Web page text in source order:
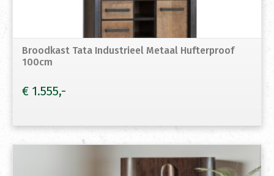
Broodkast Tata Industrieel Metaal Hufterproof
100cm
€ 1.555